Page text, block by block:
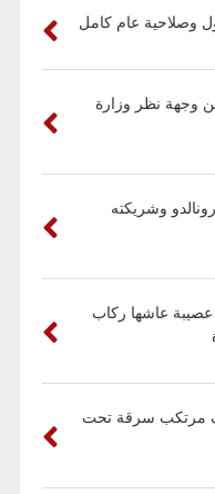
وصلاحية عام كامل
وجهة نظر وزارة
وشريكته
عاشها ركاب
مرتكب سرقة تحت